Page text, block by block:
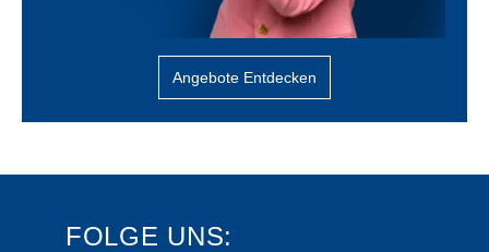
Angebote Entdecken
FOLGE UNS: